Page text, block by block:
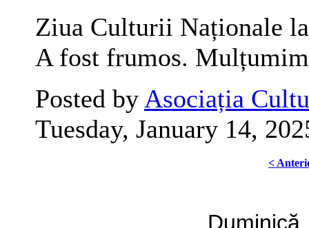
Ziua Culturii Naționale
A fost frumos.
Posted by Asociația
Tuesday, January 14,
<